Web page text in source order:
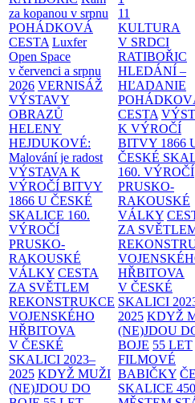
za kopanou v srpnu
POHÁDKOVÁ
CESTA Luxfer
Open Space
v červenci a srpnu
2026 VERNISÁŽ
VÝSTAVY
OBRAZŮ
HELENY
HEJDUKOVÉ:
Malování je radost
VÝSTAVA K
VÝROČÍ BITVY
1866 U ČESKÉ
SKALICE 160.
VÝROČÍ
PRUSKO-
RAKOUSKÉ
VÁLKY CESTA
ZA SVĚTLEM
REKONSTRUKCE
VOJENSKÉHO
HŘBITOVA
V ČESKÉ
SKALICI 2023–
2025 KDYŽ MUŽI
(NE)JDOU DO
11
KULTURA
V SRDCI
RATIBOŘIC
HLEDÁNÍ –
HĽADANIE
CESTA
K VÝROČÍ
BITVY 1866
ČESKÉ
160. VÝROČÍ
PRUSKO-
RAKOUSKÉ
VÁLKY
ZA
HŘBITOVA
V ČESKÉ
SKALICI
2025 KDYŽ
(NE)JDOU
BOJE 55 LET
FILMOVÉ
BABIČKY
SKALICE